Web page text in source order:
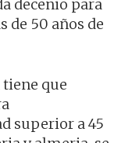
decenio para
de 50 años de
que
superior a 45